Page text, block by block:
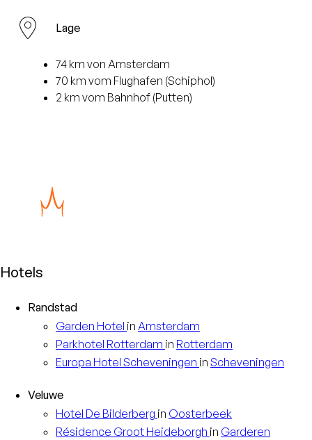
Lage
74 km von Amsterdam
70 km vom Flughafen (Schiphol)
2 km vom Bahnhof (Putten)
Hotels
Randstad
Garden Hotel in Amsterdam
Parkhotel Rotterdam in Rotterdam
Europa Hotel Scheveningen in Scheveningen
Veluwe
Hotel De Bilderberg in Oosterbeek
Résidence Groot Heideborgh in Garderen